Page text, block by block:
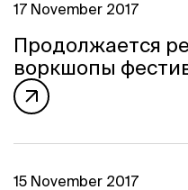
17 November 2017
Продолжается
воркшопы
15 November 2017